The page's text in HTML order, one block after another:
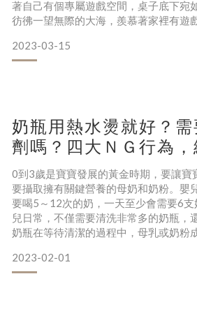
著自己有個專屬遊戲空間，桌子底下宛
彷彿一望無際的大海，羨慕著家裡有遊
就算不是非常華麗的遊戲室，也想盡力
的幻想。前置規劃2要點︱遊戲室佈置就
2023-03-15
奶瓶用熱水燙就好？
劑嗎？四大ＮＧ行為
害寶寶健康
0到3歲是寶寶發展的黃金時期，要讓寶
要攝取擁有關鍵營養的母奶和奶粉。嬰
要喝5～12次的奶，一天至少會需要6
兒日常，不僅需要清洗非常多的奶瓶，
奶瓶在等待清潔的過程中，母乳或奶粉
了提供嬰兒所需的熱量，母奶中有一半
量不飽和脂肪酸與飽和脂肪酸，許多爸
2023-02-01